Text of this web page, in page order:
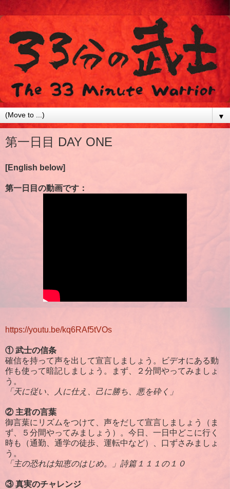
▼
第一日目 DAY ONE
[English below]
第一日目の動画です：
https://youtu.be/kq6RAf5tVOs
① 武士の信条
確信を持って声を出して宣言しましょう。ビデオにある動
作も使って暗記しましょう。まず、２分間やってみましょ
う。
「天に従い、人に仕え、己に勝ち、悪を砕く」
② 主君の言葉
御言葉にリズムをつけて、声をだして宣言しましょう（ま
ず、５分間やってみましょう）。今日、一日中どこに行く
時も（通勤、通学の徒歩、運転中など）、口ずさみましょ
う。
「主の恐れは知恵のはじめ。」詩篇１１１の１０
③ 真実のチャレンジ